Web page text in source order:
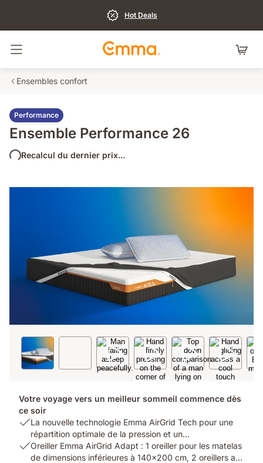
Hot Deals
Basculer la navigation
Ensembles confort
Performance
Ensemble Performance 26
Recalcul du dernier prix...
Votre voyage vers un meilleur sommeil commence dès
ce soir
USP
La
nouvelle
La nouvelle technologie Emma AirGrid Tech pour une
répartition optimale de la pression et un
rafraîchissement optimal
USPOreiller Emma AirGrid Adapt : 1 oreiller pour les matelas
de dimensions inférieures à 140x200 cm, 2 oreillers au-